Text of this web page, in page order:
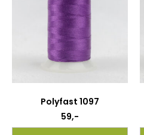
Polyfast 1097
59,-